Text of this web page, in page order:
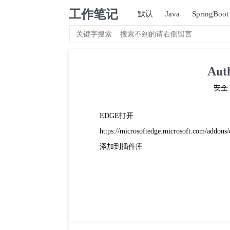
工作笔记 默认 Java SpringBoot
安全
EDGE打开
https://microsoftedge.microsoft.com/
添加到插件库